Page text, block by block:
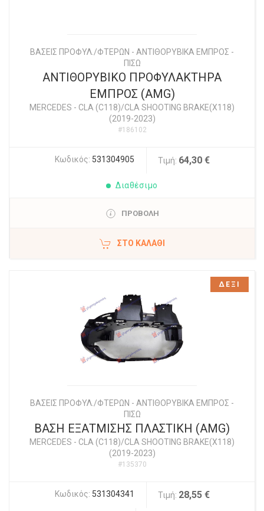
ΒΑΣΕΙΣ ΠΡΟΦΥΛ./ΦΤΕΡΩΝ - ΑΝΤΙΘΟΡΥΒΙΚΑ ΕΜΠΡΟΣ -
ΠΙΣΩ
ΑΝΤΙΘΟΡΥΒΙΚΟ ΠΡΟΦΥΛΑΚΤΗΡΑ
ΕΜΠΡΟΣ (AMG)
MERCEDES - CLA (C118)/CLA SHOOTING BRAKE(X118)
(2019-2023)
#186102
Κωδικός: 531304905 Τιμή: 64,30 €
Διαθέσιμο
ΠΡΟΒΟΛΗ
ΣΤΟ ΚΑΛΆΘΙ
ΒΑΣΕΙΣ ΠΡΟΦΥΛ./ΦΤΕΡΩΝ - ΑΝΤΙΘΟΡΥΒΙΚΑ ΕΜΠΡΟΣ -
ΠΙΣΩ
ΒΑΣΗ ΕΞΑΤΜΙΣΗΣ ΠΛΑΣΤΙΚΗ (AMG)
MERCEDES - CLA (C118)/CLA SHOOTING BRAKE(X118)
(2019-2023)
#135370
Κωδικός: 531304341 Τιμή: 28,55 €
ΔΕΞΙ